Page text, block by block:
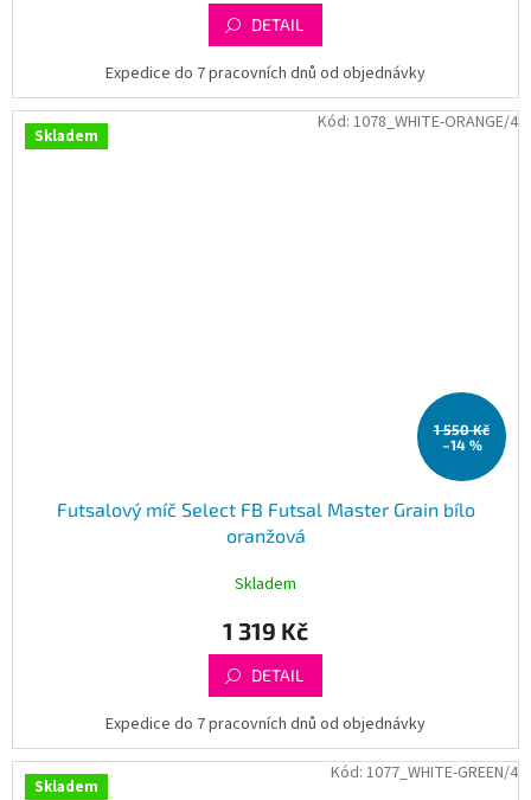
DETAIL
Expedice do 7 pracovních dnů od objednávky
Skladem
1 550 Kč
–14 %
Futsalový míč Select FB Futsal Master Grain bílo
oranžová
Skladem
1 319 Kč
DETAIL
Expedice do 7 pracovních dnů od objednávky
Kód: 1078_WHITE-ORANGE/4
Skladem
Kód: 1077_WHITE-GREEN/4